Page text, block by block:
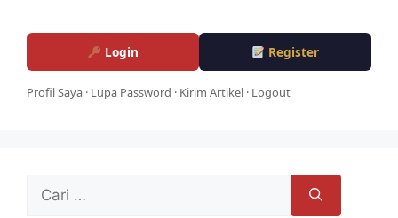
Login Register
Profil Saya · Lupa Password · Kirim Artikel · Logout
Cari